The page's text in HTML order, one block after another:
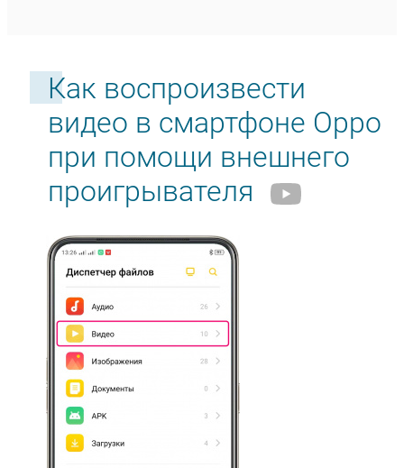
Как воспроизвести
видео в смартфоне Oppo
при помощи внешнего
проигрывателя